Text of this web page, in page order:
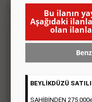
ifade edilebilen
etkilerler ve gazete
oluştururlar.Sabah
Bu ilanın
Aşağıdaki
olan
BEYLİKDÜZÜ
SAHİBİNDEN